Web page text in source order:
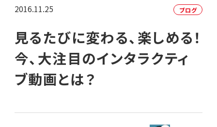
Recruit
求職者の方へ
News
ニュース・ブログ
見るたびに変わる、楽しめる！
今、大注目のインタラクティ
ブ動画とは？
2016.11.25 ブログ